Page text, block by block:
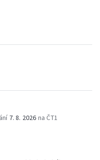
7. 8. 2026 na ČT1